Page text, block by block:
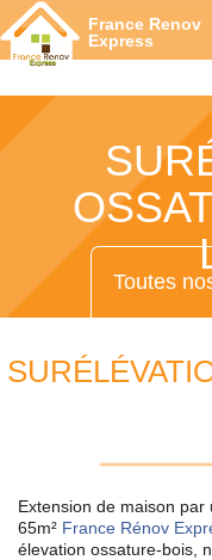
France Renov
Express
Toutes
Extension de maison
65m² France Rénov
élevation ossature-bois,